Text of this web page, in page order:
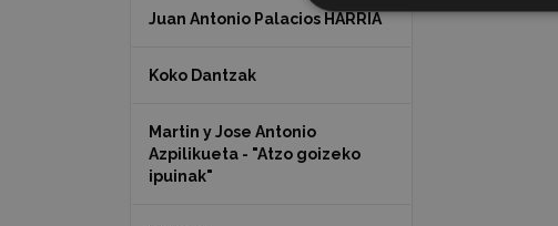
Juan Antonio Palacios HARRIA
Koko Dantzak
Martin y Jose Antonio
Azpilikueta - "Atzo goizeko
ipuinak"